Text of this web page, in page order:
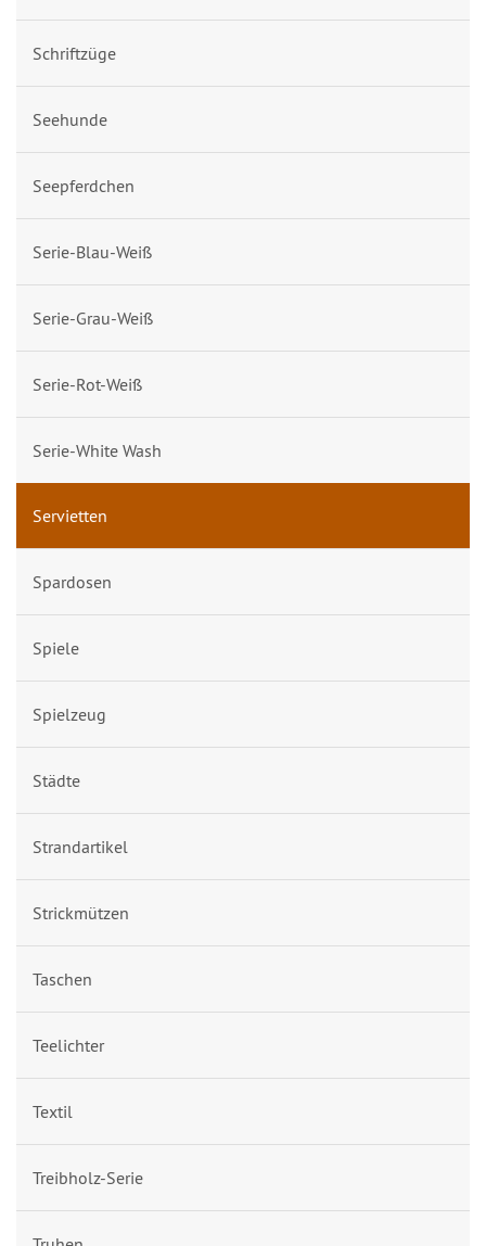
Schriftzüge
Seehunde
Seepferdchen
Serie-Blau-Weiß
Serie-Grau-Weiß
Serie-Rot-Weiß
Serie-White Wash
Servietten
Spardosen
Spiele
Spielzeug
Städte
Strandartikel
Strickmützen
Taschen
Teelichter
Textil
Treibholz-Serie